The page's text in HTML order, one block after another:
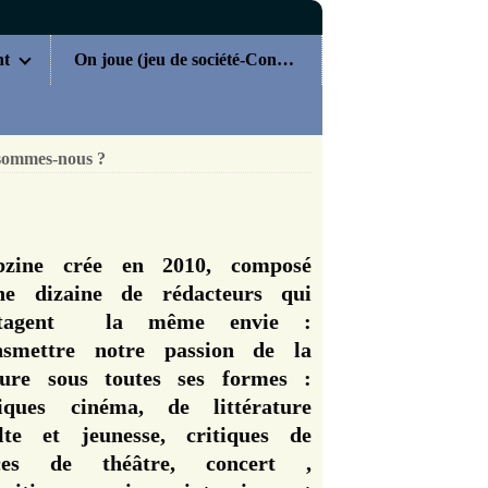
On joue (jeu de société-Concours)
nous ?
crée en 2010, composé
dizaine de rédacteurs qui
la même envie :
notre passion de la
sous toutes ses formes :
cinéma, de littérature
et jeunesse, critiques de
de théâtre, concert ,